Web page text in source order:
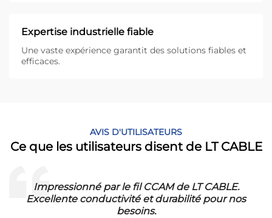
Expertise industrielle fiable
Une vaste expérience garantit des solutions fiables et
efficaces.
AVIS D'UTILISATEURS
Ce que les utilisateurs disent de LT CABLE
Impressionné par le fil CCAM de LT CABLE.
Excellente conductivité et durabilité pour nos
besoins.